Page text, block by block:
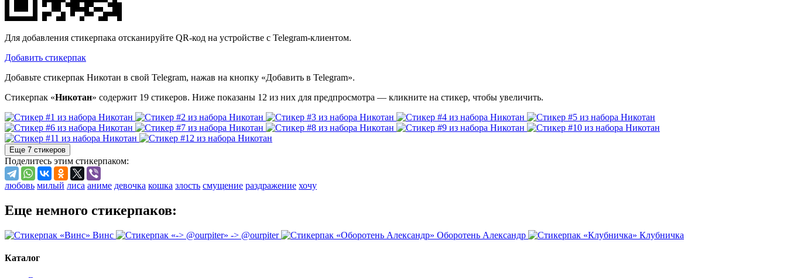
Для добавления стикерпака отсканируйте QR-код на устройстве с Telegram-клиентом.
Добавить стикерпак
Добавьте стикерпак Никотан в свой Telegram, нажав на кнопку «Добавить в Telegram».
Стикерпак «Никотан» содержит 19 стикеров. Ниже показаны 12 из них для предпросмотра — кликните на стикер, чтобы увеличить.
Еще 7 стикеров
Поделитесь этим стикерпаком:
любовь милый лиса аниме девочка кошка злость смущение раздражение хочу
Еще немного стикерпаков:
Винс -> @ourpiter Оборотень Александр Клубничка
Каталог